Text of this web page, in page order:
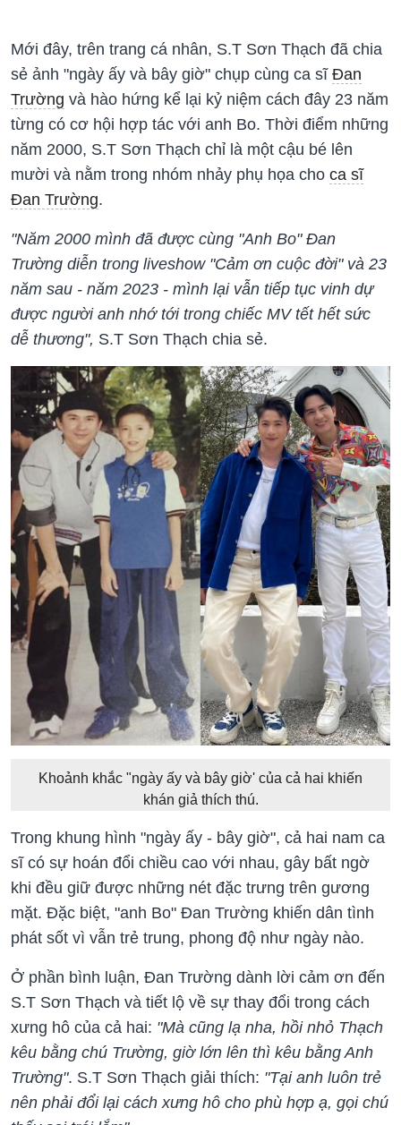
Mới đây, trên trang cá nhân, S.T Sơn Thạch đã chia
sẻ ảnh "ngày ấy và bây giờ" chụp cùng ca sĩ Đan
Trường và hào hứng kể lại kỷ niệm cách đây 23 năm
từng có cơ hội hợp tác với anh Bo. Thời điểm những
năm 2000, S.T Sơn Thạch chỉ là một cậu bé lên
mười và nằm trong nhóm nhảy phụ họa cho ca sĩ
Đan Trường.
"Năm 2000 mình đã được cùng "Anh Bo" Đan
Trường diễn trong liveshow "Cảm ơn cuộc đời" và 23
năm sau - năm 2023 - mình lại vẫn tiếp tục vinh dự
được người anh nhớ tới trong chiếc MV tết hết sức
dễ thương", S.T Sơn Thạch chia sẻ.
Khoảnh khắc "ngày ấy và bây giờ' của cả hai khiến
khán giả thích thú.
Trong khung hình "ngày ấy - bây giờ", cả hai nam ca
sĩ có sự hoán đổi chiều cao với nhau, gây bất ngờ
khi đều giữ được những nét đặc trưng trên gương
mặt. Đặc biệt, "anh Bo" Đan Trường khiến dân tình
phát sốt vì vẫn trẻ trung, phong độ như ngày nào.
Ở phần bình luận, Đan Trường dành lời cảm ơn đến
S.T Sơn Thạch và tiết lộ về sự thay đổi trong cách
xưng hô của cả hai: "Mà cũng lạ nha, hồi nhỏ Thạch
kêu bằng chú Trường, giờ lớn lên thì kêu bằng Anh
Trường". S.T Sơn Thạch giải thích: "Tại anh luôn trẻ
nên phải đổi lại cách xưng hô cho phù hợp ạ, gọi chú